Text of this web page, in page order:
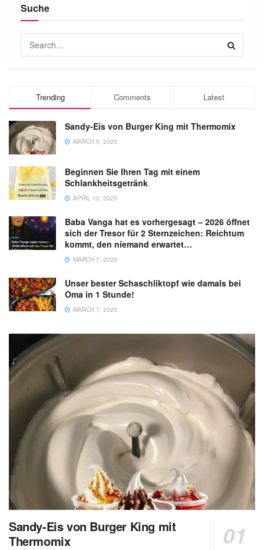
Suche
Trending Comments Latest
Sandy-Eis von Burger King mit Thermomix
MARCH 5, 2025
Beginnen Sie Ihren Tag mit einem
Schlankheitsgetränk
APRIL 12, 2025
Baba Vanga hat es vorhergesagt – 2026 öffnet
sich der Tresor für 2 Sternzeichen: Reichtum
kommt, den niemand erwartet…
MARCH 7, 2026
Unser bester Schaschliktopf wie damals bei
Oma in 1 Stunde!
MARCH 7, 2025
Sandy-Eis von Burger King mit
Thermomix